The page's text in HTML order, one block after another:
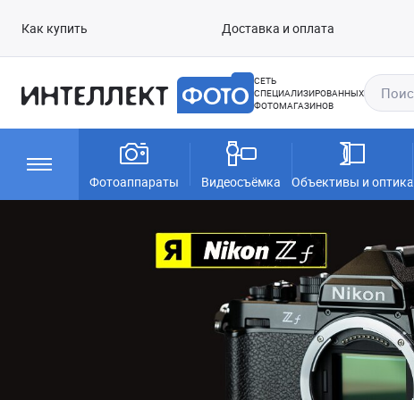
Как купить Доставка и оплата
СЕТЬ
СПЕЦИАЛИЗИРОВАННЫХ
ФОТОМАГАЗИНОВ
Фотоаппараты Видеосъёмка Объективы и оптика